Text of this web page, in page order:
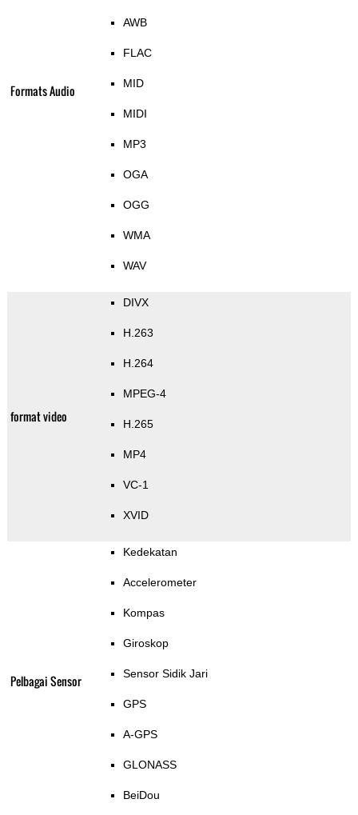
Formats Audio
AWB
FLAC
MID
MIDI
MP3
OGA
OGG
WMA
WAV
format video
DIVX
H.263
H.264
MPEG-4
H.265
MP4
VC-1
XVID
Pelbagai Sensor
Kedekatan
Accelerometer
Kompas
Giroskop
Sensor Sidik Jari
GPS
A-GPS
GLONASS
BeiDou